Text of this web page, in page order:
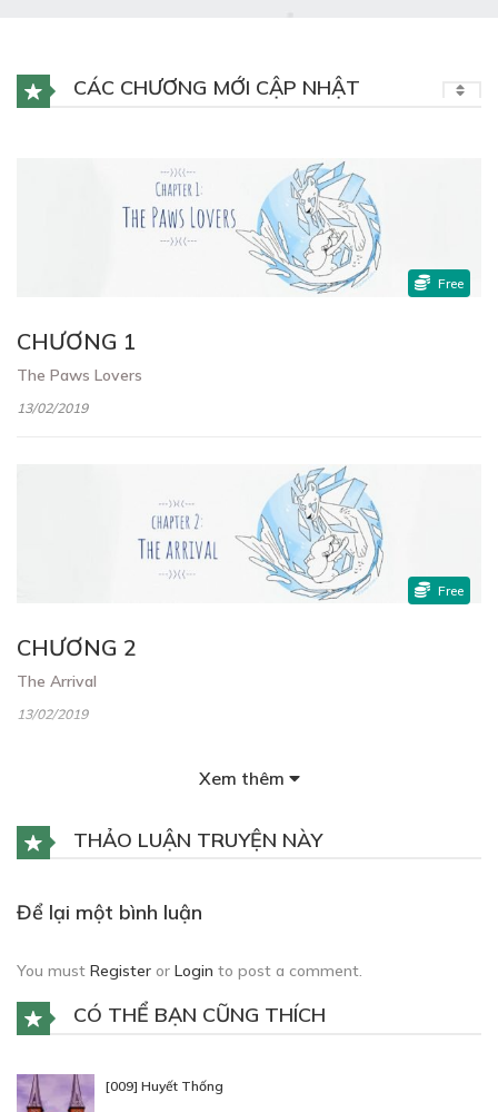
CÁC CHƯƠNG MỚI CẬP NHẬT
CHƯƠNG 1
The Paws Lovers
13/02/2019
Free
CHƯƠNG 2
The Arrival
13/02/2019
Free
Xem thêm
THẢO LUẬN TRUYỆN NÀY
Để lại một bình luận
You must Register or Login to post a comment.
CÓ THỂ BẠN CŨNG THÍCH
[009] Huyết Thống